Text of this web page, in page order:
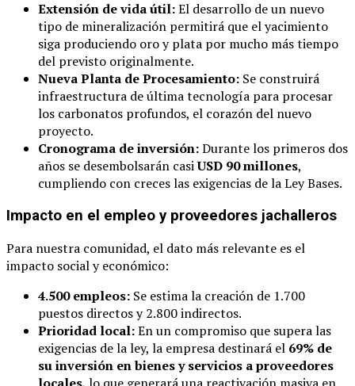
Extensión de vida útil:El desarrollo de un nuevo
tipo de mineralización permitirá que el yacimiento
siga produciendo oro y plata por mucho más tiempo
del previsto originalmente.
Nueva Planta de Procesamiento: Se construirá
infraestructura de última tecnología para procesar
los carbonatos profundos, el corazón del nuevo
proyecto.
Cronograma de inversión:Durante los primeros dos
años se desembolsarán casiUSD 90 millones,
cumpliendo con creces las exigencias de la Ley Bases.
Impacto en el empleo y proveedores jachalleros
Para nuestra comunidad, el dato más relevante es el
impacto social y económico:
4.500 empleos: Se estima la creación de 1.700
puestos directos y 2.800 indirectos.
Prioridad local:En un compromiso que supera las
exigencias de la ley, la empresa destinará el 69% de
su inversión en bienes y servicios a proveedores